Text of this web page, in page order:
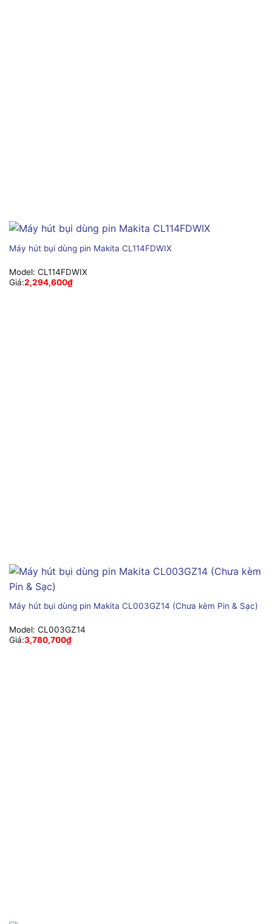
Máy hút bụi dùng pin Makita CL114FDWIX
Model: CL114FDWIX
Giá:2,294,600₫
Máy hút bụi dùng pin Makita CL003GZ14 (Chưa kèm Pin & Sạc)
Model: CL003GZ14
Giá:3,780,700₫